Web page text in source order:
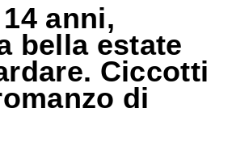
anni,
bella estate
Ciccotti
di